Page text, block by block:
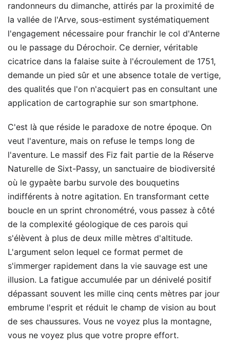
randonneurs du dimanche, attirés par la proximité de
la vallée de l'Arve, sous-estiment systématiquement
l'engagement nécessaire pour franchir le col d'Anterne
ou le passage du Dérochoir. Ce dernier, véritable
cicatrice dans la falaise suite à l'écroulement de 1751,
demande un pied sûr et une absence totale de vertige,
des qualités que l'on n'acquiert pas en consultant une
application de cartographie sur son smartphone.
C'est là que réside le paradoxe de notre époque. On
veut l'aventure, mais on refuse le temps long de
l'aventure. Le massif des Fiz fait partie de la Réserve
Naturelle de Sixt-Passy, un sanctuaire de biodiversité
où le gypaète barbu survole des bouquetins
indifférents à notre agitation. En transformant cette
boucle en un sprint chronométré, vous passez à côté
de la complexité géologique de ces parois qui
s'élèvent à plus de deux mille mètres d'altitude.
L'argument selon lequel ce format permet de
s'immerger rapidement dans la vie sauvage est une
illusion. La fatigue accumulée par un dénivelé positif
dépassant souvent les mille cinq cents mètres par jour
embrume l'esprit et réduit le champ de vision au bout
de ses chaussures. Vous ne voyez plus la montagne,
vous ne voyez plus que votre propre effort.